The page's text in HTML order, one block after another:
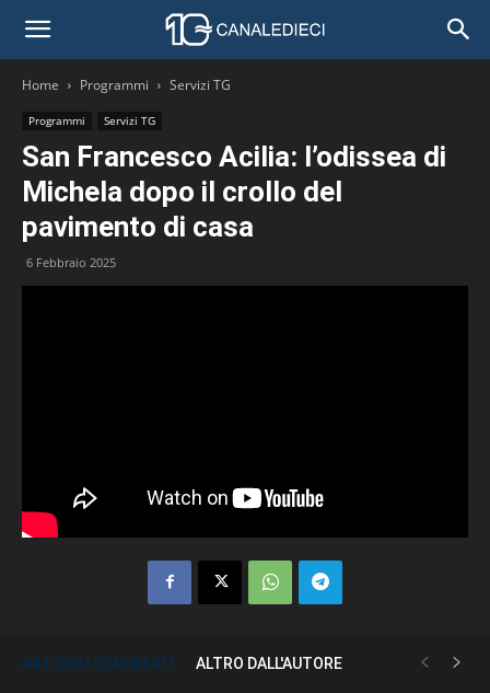
Home Programmi Servizi TG
Programmi Servizi TG
San Francesco Acilia: l’odissea di
Michela dopo il crollo del
pavimento di casa
6 Febbraio 2025
ARTICOLI CORRELATI ALTRO DALL'AUTORE